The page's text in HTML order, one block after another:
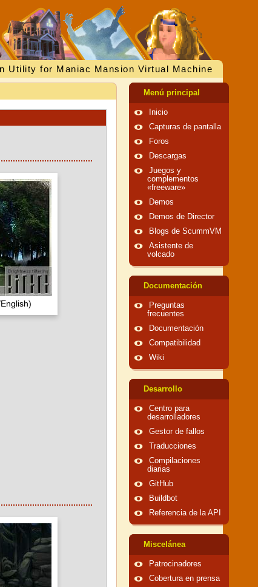
Utility for Maniac Mansion Virtual Machine
Menú principal
Inicio
Capturas de pantalla
Foros
Descargas
Juegos y
complementos
«freeware»
Demos
Demos de Director
Blogs de ScummVM
Asistente de
volcado
Documentación
Preguntas
frecuentes
Documentación
Compatibilidad
Wiki
Desarrollo
Centro para
desarrolladores
Gestor de fallos
Traducciones
Compilaciones
diarias
GitHub
Buildbot
Referencia de la API
Miscelánea
Patrocinadores
Cobertura en prensa